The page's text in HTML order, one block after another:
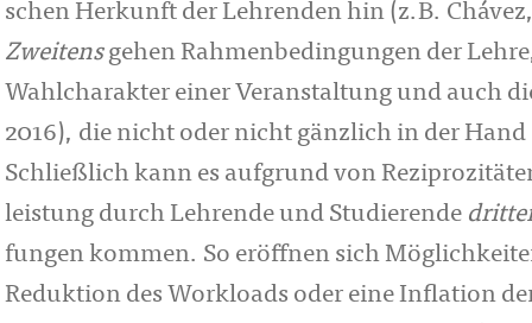
schen Her­kunft der Lehrenden hin (z.B.
Zweitensgehen Rahmen­be­din­gun­gen der
Wahl­cha­rakter einer Ver­an­stal­tung und auch
2016), die nicht oder nicht gänzlich in der
Schließlich kann es aufgrund von
leistung durch Lehrende und Stu­dierende
fun­gen kommen. So eröffnen sich
Reduktion des Work­­loads oder eine Inflation